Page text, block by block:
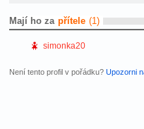
Mají ho za přítele (1)
simonka20
Není tento profil v pořádku? Upozorni